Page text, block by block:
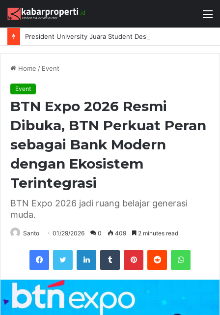
Home / Event
Event
BTN Expo 2026 Resmi
Dibuka, BTN Perkuat Peran
sebagai Bank Modern
dengan Ekosistem
Terintegrasi
BTN Expo 2026 jadi ruang belajar generasi
muda.
Santo 01/29/2026 0 409 2 minutes read
FacebookTwitter LinkedInTumblr PinterestReddit